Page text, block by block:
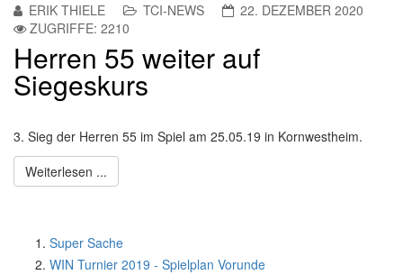
ERIK THIELE TCI-NEWS
22. DEZEMBER 2020
ZUGRIFFE: 2210
Herren 55 weiter auf
Siegeskurs
3. Sieg der Herren 55 im Spiel am 25.05.19 in Kornwestheim.
Weiterlesen ...
Super Sache
WIN Turnier 2019 - Spielplan Vorunde